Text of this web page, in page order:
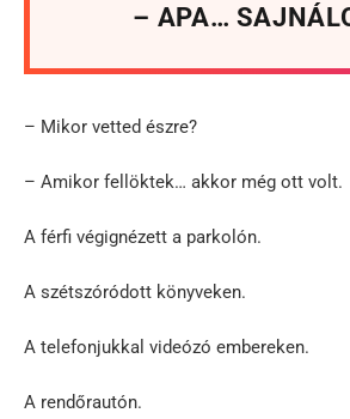
– APA…
– Mikor vetted észre?
– Amikor fellöktek… akkor még ott volt.
A férfi végignézett a parkolón.
A szétszóródott könyveken.
A telefonjukkal videózó embereken.
A rendőrautón.